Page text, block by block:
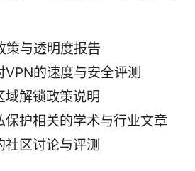
策与透明度报告
的速度与安全评测
域解锁政策说明
保护相关的学术与行业文章
区讨论与评测